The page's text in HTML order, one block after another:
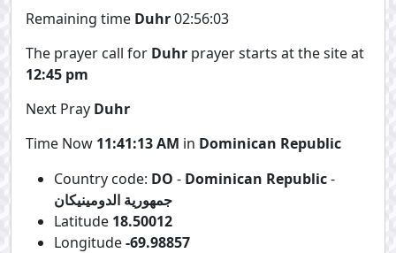
Remaining time Duhr02:56:02
The prayer call for Duhr prayer starts at the site at
12:45 pm
Next Pray Duhr
Time Now 11:41:14 AM in Dominican Republic
Country code: DO - Dominican Republic-
جمهورية الدومينيكان
Latitude 18.50012
Longitude-69.98857